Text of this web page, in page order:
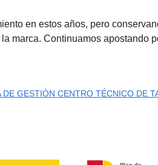
en estos años, pero
marca. Continuamos apostando
GESTIÓN CENTRO TÉCNICO DE